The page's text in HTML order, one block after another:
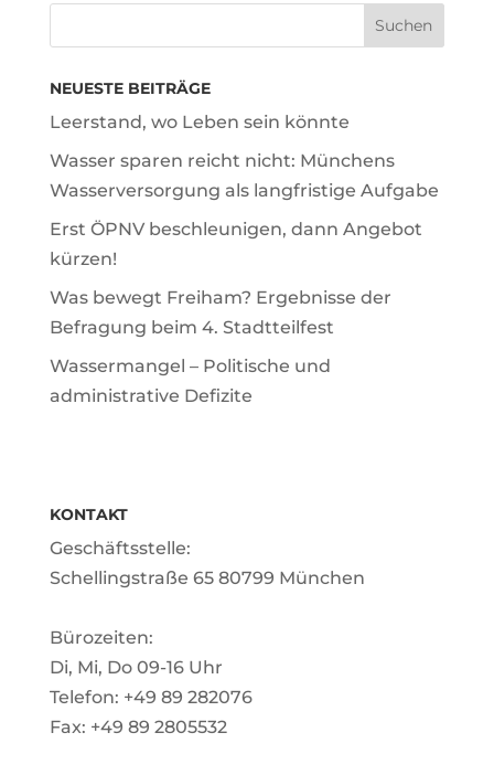
NEUESTE BEITRÄGE
Leerstand, wo Leben sein könnte
Wasser sparen reicht nicht: Münchens
Wasserversorgung als langfristige Aufgabe
Erst ÖPNV beschleunigen, dann Angebot
kürzen!
Was bewegt Freiham? Ergebnisse der
Befragung beim 4. Stadtteilfest
Wassermangel – Politische und
administrative Defizite
KONTAKT
Geschäftsstelle:
Schellingstraße 65 80799 München
Bürozeiten:
Di, Mi, Do 09-16 Uhr
Telefon: +49 89 282076
Fax: +49 89 2805532